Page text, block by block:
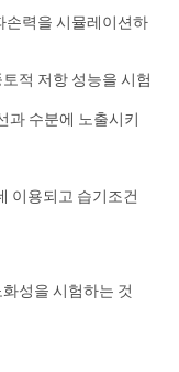
손력을 시뮬레이션하
적 저항 성능을 시험
과 수분에 노출시키
이용되고 습기조건
성을 시험하는 것